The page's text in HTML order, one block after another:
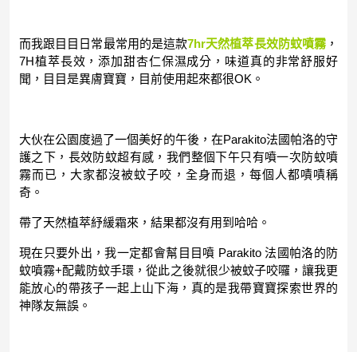
而我跟目目日常最常用的是這款7hr天然植萃長效防蚊噴霧，
7H植萃長效，添加甜杏仁保濕成分，味道真的非常舒服好
聞，目目是異膚寶寶，目前使用起來都很OK。
大伙在公園度過了一個美好的午後，在Parakito法國帕洛的守
護之下，長效防蚊超有感，我們整個下午只有噴一次防蚊噴
霧而已，大家都沒被蚊子咬，全身而退，每個人都嘖嘖稱
奇。
帶了天然植萃紓緩霜來，結果都沒有用到哈哈。
現在只要外出，我一定都會幫目目噴 Parakito 法國帕洛的防
蚊噴霧+配戴防蚊手環，從此之後就很少被蚊子咬囉，讓我更
能放心的帶孩子一起上山下海，真的是我帶寶寶探索世界的
神隊友無誤。